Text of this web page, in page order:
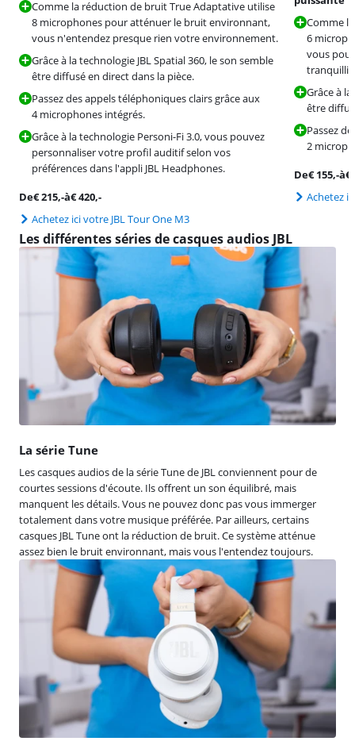
Comme la réduction de bruit True Adaptative utilise
8 microphones pour atténuer le bruit environnant,
vous n'entendez presque rien votre environnement.
Grâce à la technologie JBL Spatial 360, le son semble
être diffusé en direct dans la pièce.
Passez des appels téléphoniques clairs grâce aux
4 microphones intégrés.
Grâce à la technologie Personi-Fi 3.0, vous pouvez
personnaliser votre profil auditif selon vos
préférences dans l'appli JBL Headphones.
De€215,-à€420,-
Achetez ici votre JBL Tour One M3
Comme
6
vous
Grâce à
être
Passez
2
De€155,-à€
Achetez
Les différentes séries de casques audios JBL
La série Tune
Les casques audios de la série Tune de JBL conviennent pour de
courtes sessions d'écoute. Ils offrent un son équilibré, mais
manquent les détails. Vous ne pouvez donc pas vous immerger
totalement dans votre musique préférée. Par ailleurs, certains
casques JBL Tune ont la réduction de bruit. Ce système atténue
assez bien le bruit environnant, mais vous l'entendez toujours.